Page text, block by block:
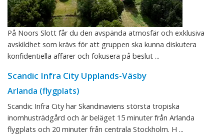
På Noors Slott får du den avspända atmosfär och exklusiva
avskildhet som krävs för att gruppen ska kunna diskutera
konfidentiella affärer och fokusera på beslut ...
Scandic Infra City Upplands-Väsby
Arlanda (flygplats)
Scandic Infra City har Skandinaviens största tropiska
inomhusträdgård och är beläget 15 minuter från Arlanda
flygplats och 20 minuter från centrala Stockholm. H ...